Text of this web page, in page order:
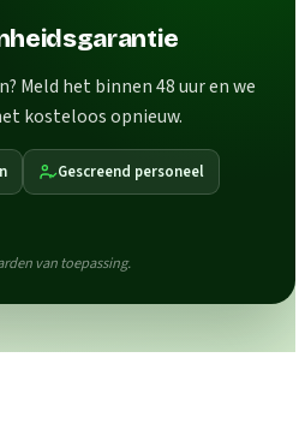
Meld het binnen 48 uur en we
kosteloos opnieuw.
Gescreend personeel
van toepassing.